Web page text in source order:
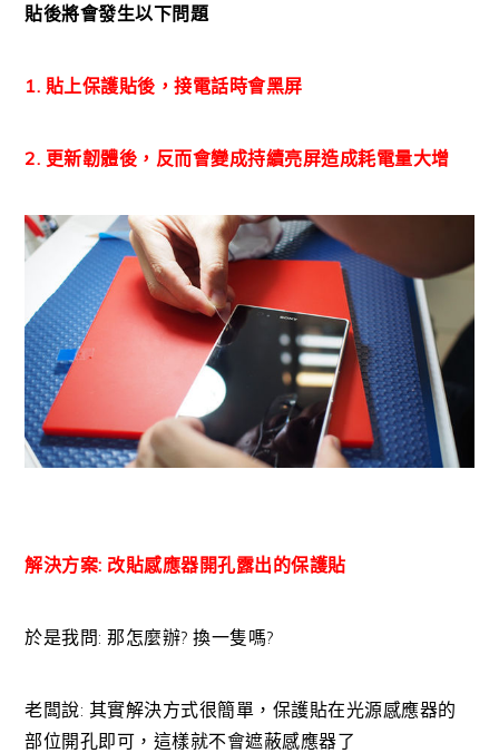
貼後將會發生以下問題
1. 貼上保護貼後，接電話時會黑屏
2. 更新韌體後，反而會變成持續亮屏造成耗電量大增
解決方案: 改貼感應器開孔露出的保護貼
於是我問: 那怎麼辦? 換一隻嗎?
老闆說: 其實解決方式很簡單，保護貼在光源感應器的
部位開孔即可，這樣就不會遮蔽感應器了